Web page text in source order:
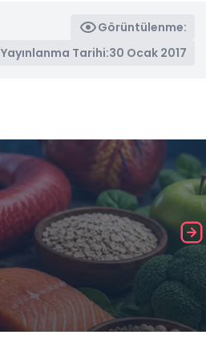
Görüntülenme:
Yayınlanma Tarihi:30 Ocak 2017